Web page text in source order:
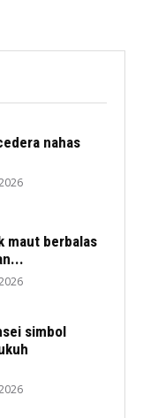
nahas
maut berbalas
simbol